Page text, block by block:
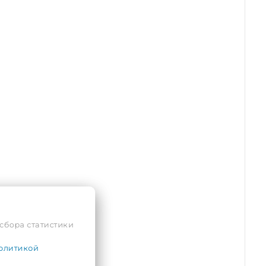
статистики